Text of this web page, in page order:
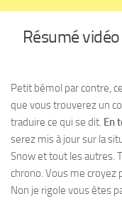
Résumé
Petit bémol par contre,
que vous trouverez un
traduire ce qui se dit. En
serez mis à jour sur la
Snow et tout les autres.
chrono. Vous me croyez
Non je rigole vous êtes